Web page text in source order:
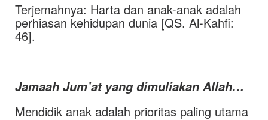
Terjemahnya: Harta dan anak-anak adalah
perhiasan kehidupan dunia [QS. Al-Kahfi:
46].
Jamaah Jum’at yang dimuliakan Allah…
Mendidik anak adalah prioritas paling utama